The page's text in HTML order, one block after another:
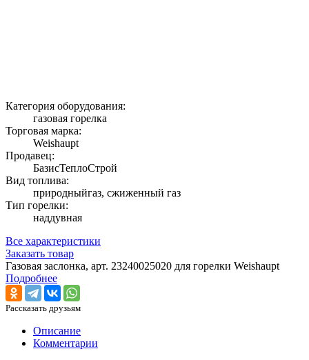
Категория оборудования:
газовая горелка
Торговая марка:
Weishaupt
Продавец:
БазисТеплоСтрой
Вид топлива:
природныйгаз, сжиженный газ
Тип горелки:
наддувная
Все характеристики
Заказать товар
Газовая заслонка, арт. 23240025020 для горелки Weishaupt
Подробнее
Рассказать друзьям
Описание
Комментарии